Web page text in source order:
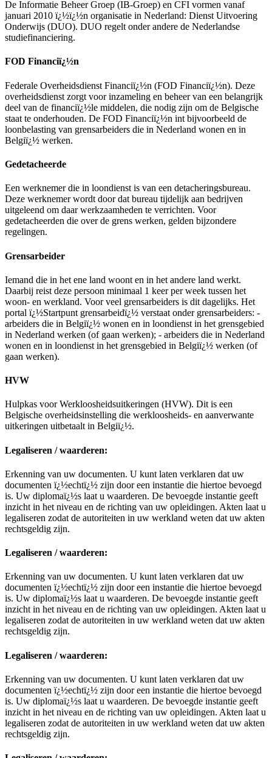
De Informatie Beheer Groep (IB-Groep) en CFI vormen vanaf
januari 2010 ï¿½ï¿½n organisatie in Nederland: Dienst Uitvoering
Onderwijs (DUO). DUO regelt onder andere de Nederlandse
studiefinanciering.
FOD Financiï¿½n
Federale Overheidsdienst Financiï¿½n (FOD Financiï¿½n). Deze
overheidsdienst zorgt voor inzameling en beheer van een belangrijk
deel van de financiï¿½le middelen, die nodig zijn om de Belgische
staat te onderhouden. De FOD Financiï¿½n int bijvoorbeeld de
loonbelasting van grensarbeiders die in Nederland wonen en in
Belgiï¿½ werken.
Gedetacheerde
Een werknemer die in loondienst is van een detacheringsbureau.
Deze werknemer wordt door dat bureau tijdelijk aan bedrijven
uitgeleend om daar werkzaamheden te verrichten. Voor
gedetacheerden die over de grens werken, gelden bijzondere
regelingen.
Grensarbeider
Iemand die in het ene land woont en in het andere land werkt.
Daarbij reist deze persoon minimaal 1 keer per week tussen het
woon- en werkland. Voor veel grensarbeiders is dit dagelijks. Het
portal ï¿½Startpunt grensarbeidï¿½ verstaat onder grensarbeiders: -
arbeiders die in Belgiï¿½ wonen en in loondienst in het grensgebied
in Nederland werken (of gaan werken); - arbeiders die in Nederland
wonen en in loondienst in het grensgebied in Belgiï¿½ werken (of
gaan werken).
HVW
Hulpkas voor Werkloosheidsuitkeringen (HVW). Dit is een
Belgische overheidsinstelling die werkloosheids- en aanverwante
uitkeringen uitbetaalt in Belgiï¿½.
Legaliseren / waarderen:
Erkenning van uw documenten. U kunt laten verklaren dat uw
documenten ï¿½echtï¿½ zijn door een instantie die hiertoe bevoegd
is. Uw diplomaï¿½s laat u waarderen. De bevoegde instantie geeft
inzicht in het niveau en de richting van uw opleidingen. Akten laat u
legaliseren zodat de autoriteiten in uw werkland weten dat uw akten
rechtsgeldig zijn.
Legaliseren / waarderen:
Erkenning van uw documenten. U kunt laten verklaren dat uw
documenten ï¿½echtï¿½ zijn door een instantie die hiertoe bevoegd
is. Uw diplomaï¿½s laat u waarderen. De bevoegde instantie geeft
inzicht in het niveau en de richting van uw opleidingen. Akten laat u
legaliseren zodat de autoriteiten in uw werkland weten dat uw akten
rechtsgeldig zijn.
Legaliseren / waarderen:
Erkenning van uw documenten. U kunt laten verklaren dat uw
documenten ï¿½echtï¿½ zijn door een instantie die hiertoe bevoegd
is. Uw diplomaï¿½s laat u waarderen. De bevoegde instantie geeft
inzicht in het niveau en de richting van uw opleidingen. Akten laat u
legaliseren zodat de autoriteiten in uw werkland weten dat uw akten
rechtsgeldig zijn.